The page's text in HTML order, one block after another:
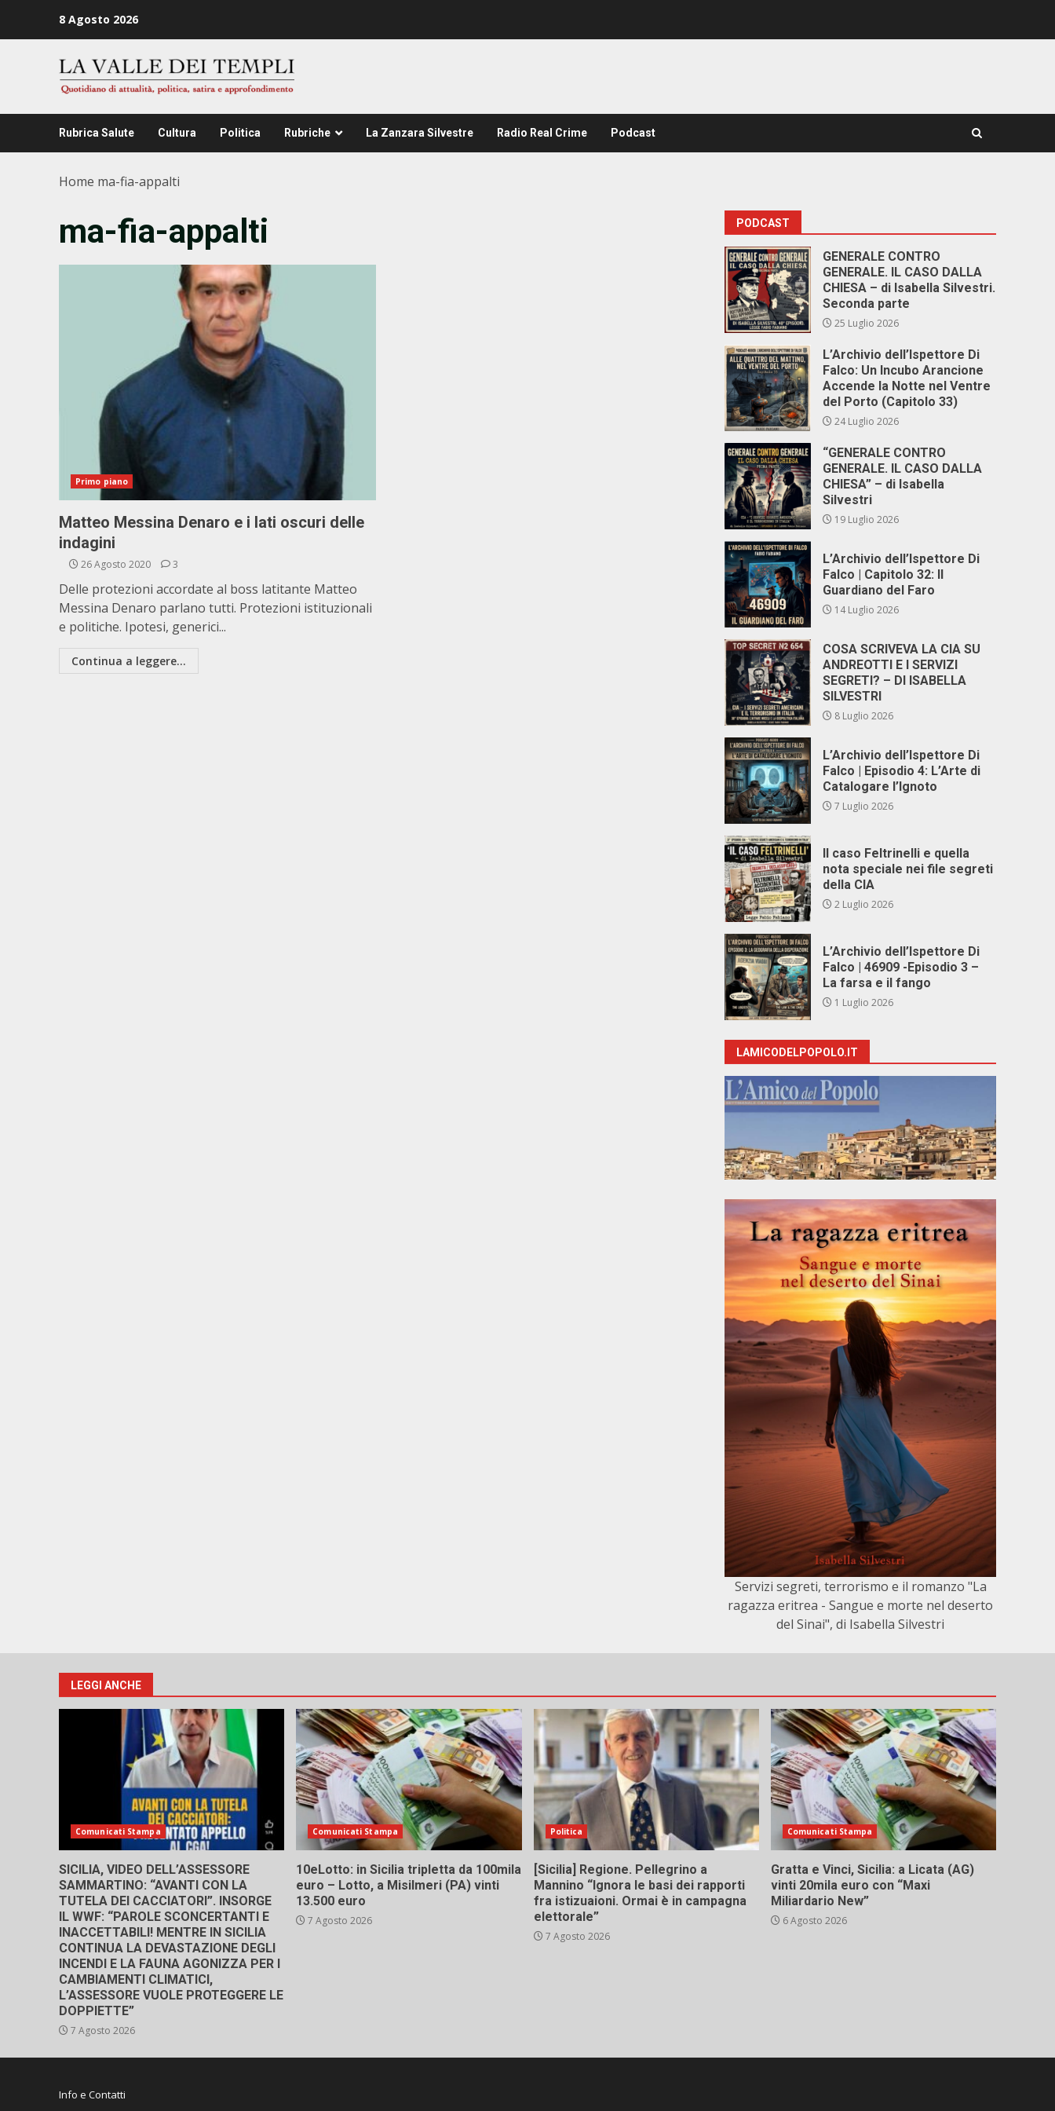
8 Agosto 2026
Rubrica Salute Cultura Politica Rubriche La Zanzara Silvestre Radio Real Crime Podcast
Home ma-fia-appalti
ma-fia-appalti
Primo piano
Matteo Messina Denaro e i lati oscuri delle
indagini
26 Agosto 2020 3
Delle protezioni accordate al boss latitante Matteo
Messina Denaro parlano tutti. Protezioni istituzionali
e politiche. Ipotesi, generici...
Continua a leggere...
PODCAST
GENERALE CONTRO
GENERALE. IL CASO DALLA
CHIESA – di Isabella Silvestri.
Seconda parte
25 Luglio 2026
L’Archivio dell’Ispettore Di
Falco: Un Incubo Arancione
Accende la Notte nel Ventre
del Porto (Capitolo 33)
24 Luglio 2026
“GENERALE CONTRO
GENERALE. IL CASO DALLA
CHIESA” – di Isabella
Silvestri
19 Luglio 2026
L’Archivio dell’Ispettore Di
Falco | Capitolo 32: Il
Guardiano del Faro
14 Luglio 2026
COSA SCRIVEVA LA CIA SU
ANDREOTTI E I SERVIZI
SEGRETI? – DI ISABELLA
SILVESTRI
8 Luglio 2026
L’Archivio dell’Ispettore Di
Falco | Episodio 4: L’Arte di
Catalogare l’Ignoto
7 Luglio 2026
Il caso Feltrinelli e quella
nota speciale nei file segreti
della CIA
2 Luglio 2026
L’Archivio dell’Ispettore Di
Falco | 46909 -Episodio 3 –
La farsa e il fango
1 Luglio 2026
LAMICODELPOPOLO.IT
Servizi segreti, terrorismo e il romanzo "La
ragazza eritrea - Sangue e morte nel deserto
del Sinai", di Isabella Silvestri
LEGGI ANCHE
Comunicati Stampa
SICILIA, VIDEO DELL’ASSESSORE
SAMMARTINO: “AVANTI CON LA
TUTELA DEI CACCIATORI”. INSORGE
IL WWF: “PAROLE SCONCERTANTI E
INACCETTABILI! MENTRE IN SICILIA
CONTINUA LA DEVASTAZIONE DEGLI
INCENDI E LA FAUNA AGONIZZA PER I
CAMBIAMENTI CLIMATICI,
L’ASSESSORE VUOLE PROTEGGERE LE
DOPPIETTE”
7 Agosto 2026
Comunicati Stampa
10eLotto: in Sicilia tripletta da 100mila
euro – Lotto, a Misilmeri (PA) vinti
13.500 euro
7 Agosto 2026
Politica
[Sicilia] Regione. Pellegrino a
Mannino “Ignora le basi dei rapporti
fra istizuaioni. Ormai è in campagna
elettorale”
7 Agosto 2026
Comunicati Stampa
Gratta e Vinci, Sicilia: a Licata (AG)
vinti 20mila euro con “Maxi
Miliardario New”
6 Agosto 2026
Info e Contatti